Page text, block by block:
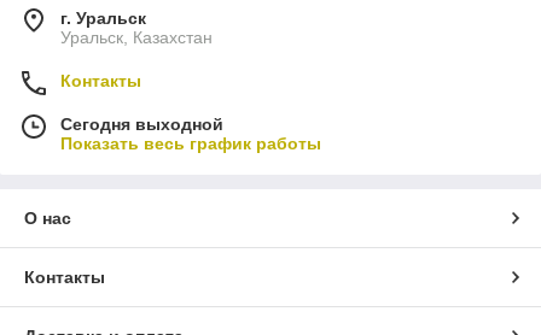
г. Уральск
Уральск, Казахстан
Контакты
Сегодня выходной
Показать весь график работы
О нас
Контакты